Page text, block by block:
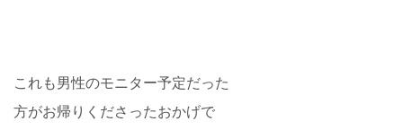
これも男性のモニター予定だった
方がお帰りくださったおかげで